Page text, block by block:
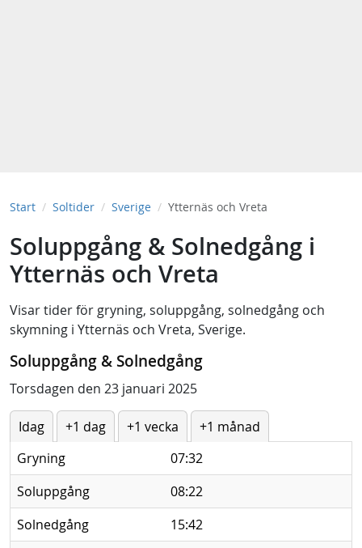
Start Soltider Sverige Ytternäs och Vreta
Soluppgång & Solnedgång i
Ytternäs och Vreta
Visar tider för gryning, soluppgång, solnedgång och
skymning i Ytternäs och Vreta, Sverige.
Soluppgång & Solnedgång
Torsdagen den 23 januari 2025
Idag +1 dag +1 vecka
+1 månad
Gryning
07:32
Soluppgång
08:22
Solnedgång
15:42